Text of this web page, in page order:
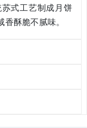
式工艺制成月饼
酥脆不腻味。